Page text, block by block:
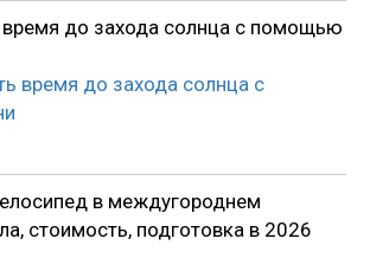
время до захода солнца с помощью
в междугороднем
стоимость, подготовка в 2026